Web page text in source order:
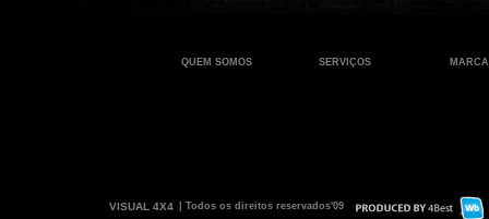
QUEM SOMOS SERVIÇOS
VISUAL 4X4 | Todos os direitos reservados'09